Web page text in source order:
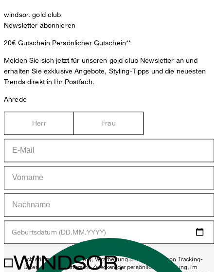
windsor. gold club
Newsletter abonnieren
20€ Gutschein Persönlicher Gutschein**
Melden Sie sich jetzt für unseren gold club Newsletter an und
erhalten Sie exklusive Angebote, Styling-Tipps und die neuesten
Trends direkt in Ihr Postfach.
Anrede
Herr Frau
Geburtsdatum (DD.MM.YYYY)
*Ich stimme der Erhebung, Verarbeitung und Nutzung von Tracking-
Daten des Newsletters zu Zwecken der persönlichen Beratung, im
WINDSOR.